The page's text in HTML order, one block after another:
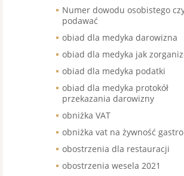
Numer dowodu osobistego
podawać
obiad dla medyka darowizna
obiad dla medyka jak
obiad dla medyka podatki
obiad dla medyka protokół
przekazania darowizny
obniżka VAT
obniżka vat na żywność
obostrzenia dla restauracji
obostrzenia wesela 2021